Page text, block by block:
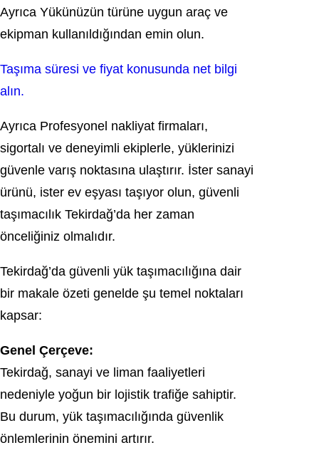
Ayrıca Yükünüzün türüne uygun araç ve
ekipman kullanıldığından emin olun.
Taşıma süresi ve fiyat konusunda net bilgi
alın.
Ayrıca Profesyonel nakliyat firmaları,
sigortalı ve deneyimli ekiplerle, yüklerinizi
güvenle varış noktasına ulaştırır. İster sanayi
ürünü, ister ev eşyası taşıyor olun, güvenli
taşımacılık Tekirdağ’da her zaman
önceliğiniz olmalıdır.
Tekirdağ’da güvenli yük taşımacılığına dair
bir makale özeti genelde şu temel noktaları
kapsar:
Genel Çerçeve:
Tekirdağ, sanayi ve liman faaliyetleri
nedeniyle yoğun bir lojistik trafiğe sahiptir.
Bu durum, yük taşımacılığında güvenlik
önlemlerinin önemini artırır.